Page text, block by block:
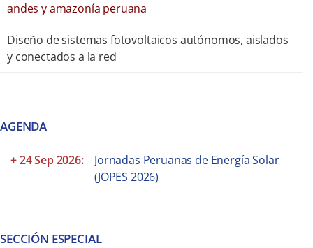
andes y amazonía peruana
Diseño de sistemas fotovoltaicos autónomos, aislados
y conectados a la red
AGENDA
+ 24 Sep 2026:
Jornadas Peruanas de Energía Solar
(JOPES 2026)
SECCIÓN ESPECIAL